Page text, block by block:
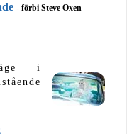
- förbi Steve Oxen
i